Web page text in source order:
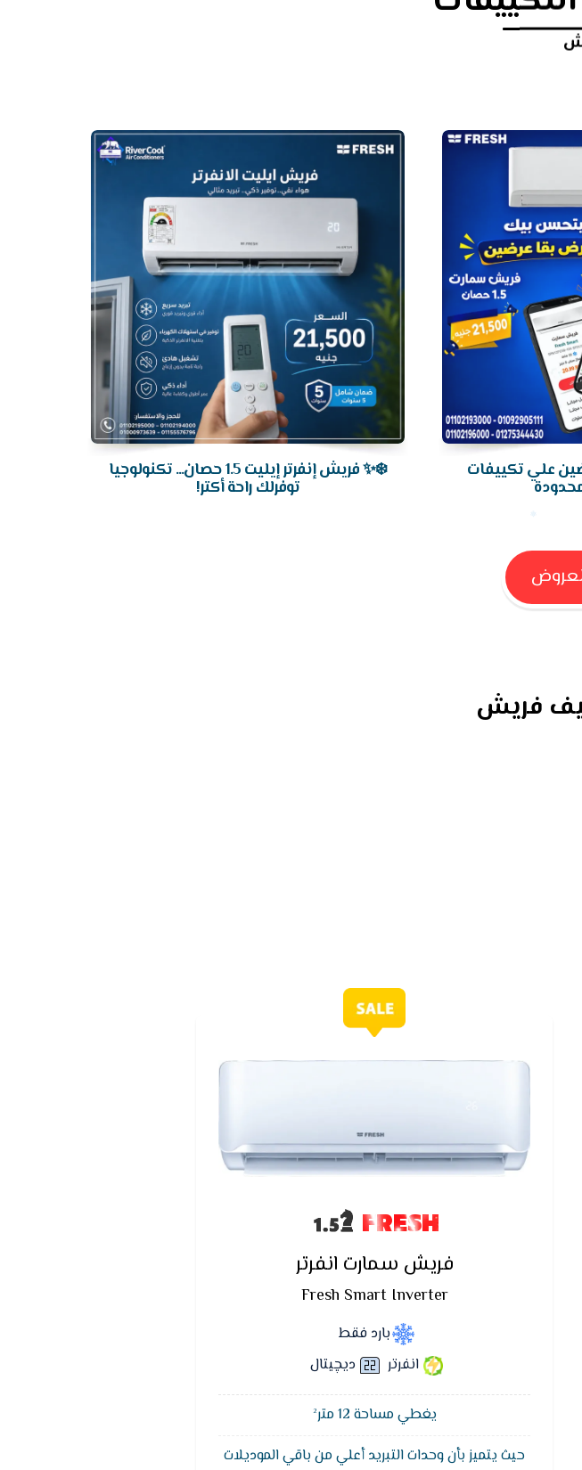
❄️✨ فريش إنفرتر إيليت 1.5 حصان... تكنولوجيا
توفرلك راحة أكتر!
علي تكييفات
فريش
FRESH
فريش سمارت انفرتر
Fresh Smart Inverter
بارد فقط
انفرتر
ديچيتال
يغطي مساحة 12 متر²
حيث يتميز بأن وحدات التبريد أعلي من باقي الموديلات